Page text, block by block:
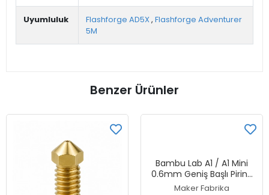
Uyumluluk Flashforge AD5X, Flashforge Adventurer
5M
Benzer Ürünler
Bambu Lab A1 / A1 Mini
0.6mm Geniş Başlı Pirinç
Nozzle
Maker Fabrika